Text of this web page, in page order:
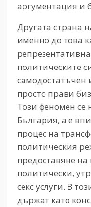
аргументация и
Другата страна
именно до това
политическите
самодостатъчен
просто прави
Този феномен се
България, а е
процес на
политическия
предоставяне на
политически,
секс услуги. В
държат като